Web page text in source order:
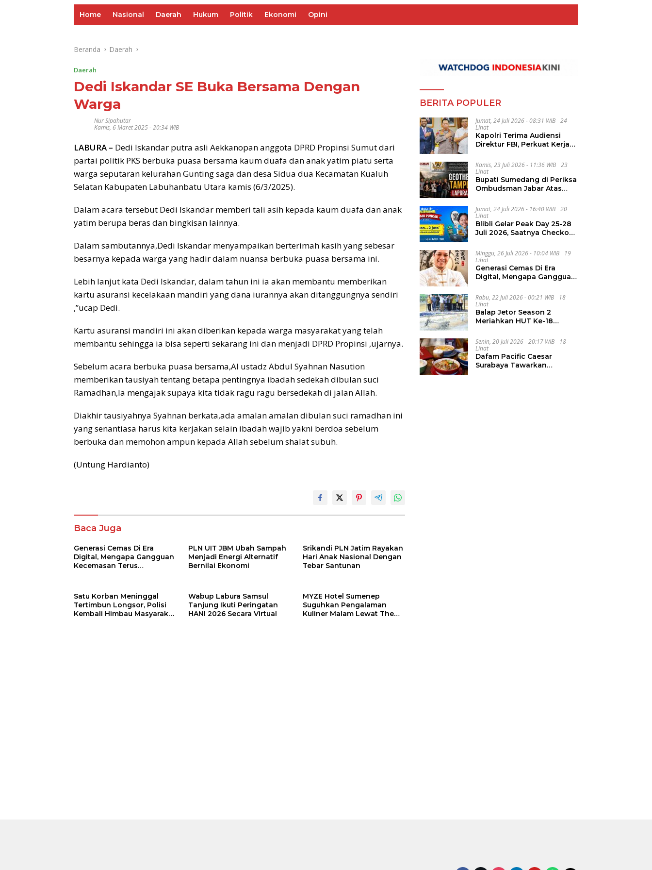
Home Nasional Daerah Hukum Politik Ekonomi Opini
Beranda Daerah
Daerah
Dedi Iskandar SE Buka Bersama Dengan
Warga
Nur Sipahutar
Kamis, 6 Maret 2025 - 20:34 WIB
LABURA – Dedi Iskandar putra asli Aekkanopan anggota DPRD Propinsi Sumut dari
partai politik PKS berbuka puasa bersama kaum duafa dan anak yatim piatu serta
warga seputaran kelurahan Gunting saga dan desa Sidua dua Kecamatan Kualuh
Selatan Kabupaten Labuhanbatu Utara kamis (6/3/2025).
Dalam acara tersebut Dedi Iskandar memberi tali asih kepada kaum duafa dan anak
yatim berupa beras dan bingkisan lainnya.
Dalam sambutannya,Dedi Iskandar menyampaikan berterimah kasih yang sebesar
besarnya kepada warga yang hadir dalam nuansa berbuka puasa bersama ini.
Lebih lanjut kata Dedi Iskandar, dalam tahun ini ia akan membantu memberikan
kartu asuransi kecelakaan mandiri yang dana iurannya akan ditanggungnya sendiri
,”ucap Dedi.
Kartu asuransi mandiri ini akan diberikan kepada warga masyarakat yang telah
membantu sehingga ia bisa seperti sekarang ini dan menjadi DPRD Propinsi ,ujarnya.
Sebelum acara berbuka puasa bersama,Al ustadz Abdul Syahnan Nasution
memberikan tausiyah tentang betapa pentingnya ibadah sedekah dibulan suci
Ramadhan,Ia mengajak supaya kita tidak ragu ragu bersedekah di jalan Allah.
Diakhir tausiyahnya Syahnan berkata,ada amalan amalan dibulan suci ramadhan ini
yang senantiasa harus kita kerjakan selain ibadah wajib yakni berdoa sebelum
berbuka dan memohon ampun kepada Allah sebelum shalat subuh.
(Untung Hardianto)
Baca Juga
Generasi Cemas Di Era
Digital, Mengapa Gangguan
Kecemasan Terus
PLN UIT JBM Ubah Sampah
Menjadi Energi Alternatif
Bernilai Ekonomi
Srikandi PLN Jatim Rayakan
Hari Anak Nasional Dengan
Tebar Santunan
Satu Korban Meninggal
Tertimbun Longsor, Polisi
Kembali Himbau Masyarakat
Wabup Labura Samsul
Tanjung Ikuti Peringatan
HANI 2026 Secara Virtual
MYZE Hotel Sumenep
Suguhkan Pengalaman
Kuliner Malam Lewat The
BERITA POPULER
Jumat, 24 Juli 2026 - 08:31 WIB
24
Lihat
Kapolri Terima Audiensi
Direktur FBI, Perkuat Kerja
Kejahatan Transnasional
Kamis, 23 Juli 2026 - 11:36 WIB
23
Lihat
Bupati Sumedang di Periksa
Ombudsman Jabar Atas
Pelelangan Geothermal
Tampomas
Jumat, 24 Juli 2026 - 16:40 WIB
20
Lihat
Blibli Gelar Peak Day 25-28
Juli 2026, Saatnya Checkout
Minggu, 26 Juli 2026 - 10:04 WIB
19
Lihat
Generasi Cemas Di Era
Digital, Mengapa Gangguan
Meningkat
Rabu, 22 Juli 2026 - 00:21 WIB
18
Lihat
Balap Jetor Season 2
Meriahkan HUT Ke-18
Generasi Muda Majukan
Pertanian
Senin, 20 Juli 2026 - 20:17 WIB
18
Lihat
Dafam Pacific Caesar
Surabaya Tawarkan